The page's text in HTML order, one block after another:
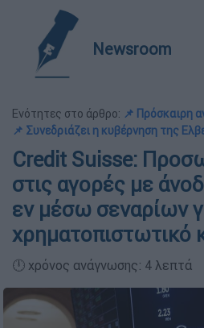
Newsroom
Ενότητες στο άρθρο: 📌 Πρόσκαιρη
📌 Συνεδριάζει η κυβέρνηση της
Credit Suisse:
στις αγορές με
εν μέσω σεναρίων
χρηματοπιστωτικό
🕛 χρόνος ανάγνωσης: 4 λεπτά